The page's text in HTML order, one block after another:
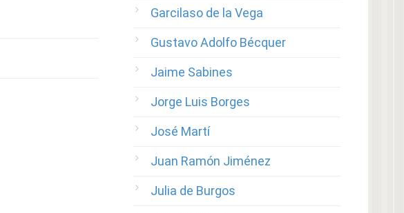
Garcilaso de la Vega
Gustavo Adolfo Bécquer
Jaime Sabines
Jorge Luis Borges
José Martí
Juan Ramón Jiménez
Julia de Burgos